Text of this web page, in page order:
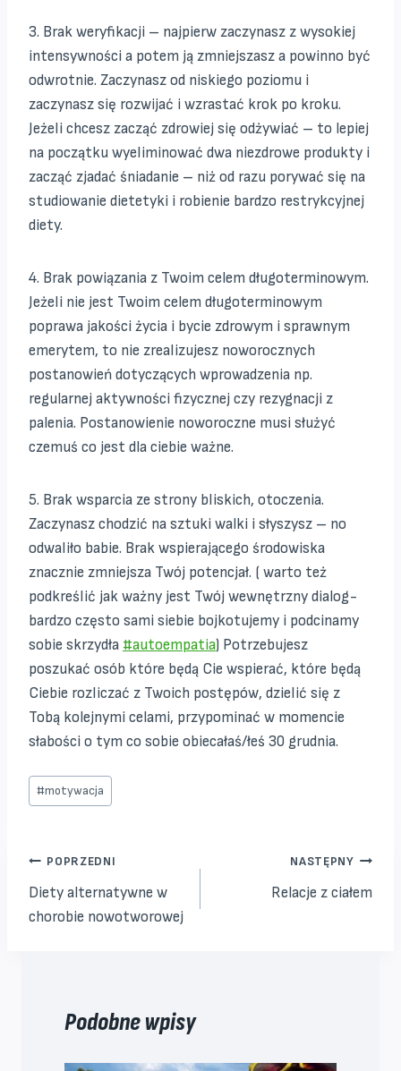
3. Brak weryfikacji – najpierw zaczynasz z wysokiej
intensywności a potem ją zmniejszasz a powinno być
odwrotnie. Zaczynasz od niskiego poziomu i
zaczynasz się rozwijać i wzrastać krok po kroku.
Jeżeli chcesz zacząć zdrowiej się odżywiać – to lepiej
na początku wyeliminować dwa niezdrowe produkty i
zacząć zjadać śniadanie – niż od razu porywać się na
studiowanie dietetyki i robienie bardzo restrykcyjnej
diety.
4. Brak powiązania z Twoim celem długoterminowym.
Jeżeli nie jest Twoim celem długoterminowym
poprawa jakości życia i bycie zdrowym i sprawnym
emerytem, to nie zrealizujesz noworocznych
postanowień dotyczących wprowadzenia np.
regularnej aktywności fizycznej czy rezygnacji z
palenia. Postanowienie noworoczne musi służyć
czemuś co jest dla ciebie ważne.
5. Brak wsparcia ze strony bliskich, otoczenia.
Zaczynasz chodzić na sztuki walki i słyszysz – no
odwaliło babie. Brak wspierającego środowiska
znacznie zmniejsza Twój potencjał. ( warto też
podkreślić jak ważny jest Twój wewnętrzny dialog-
bardzo często sami siebie bojkotujemy i podcinamy
sobie skrzydła #autoempatia) Potrzebujesz
poszukać osób które będą Cie wspierać, które będą
Ciebie rozliczać z Twoich postępów, dzielić się z
Tobą kolejnymi celami, przypominać w momencie
słabości o tym co sobie obiecałaś/łeś 30 grudnia.
Tagi
wpisu:
#motywacja
Nawigacja
wpisu
POPRZEDNI
Diety alternatywne w
chorobie nowotworowej
NASTĘPNY
Relacje z ciałem
Podobne wpisy